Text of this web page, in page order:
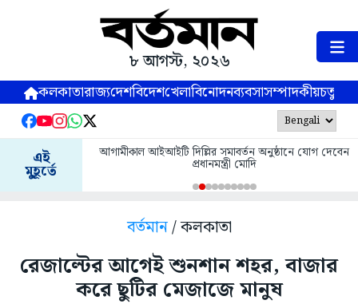
৮ আগস্ট, ২০২৬
কলকাতারাজ্যদেশবিদেশখেলাবিনোদনব্যবসাসম্পাদকীয়
এই
মুহূর্তে
আগামীকাল আইআইটি দিল্লির সমাবর্তন অনুষ্ঠানে যোগ দেবেন
প্রধানমন্ত্রী মোদি
বর্তমান/ কলকাতা
রেজাল্টের আগেই শুনশান শহর, বাজার
করে ছুটির মেজাজে মানুষ